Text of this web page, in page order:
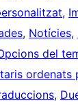
,
, Notícies,
del
ordenats
,